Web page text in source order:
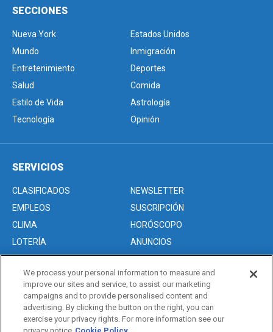
SECCIONES
Nueva York
Estados Unidos
Mundo
Inmigración
Entretenimiento
Deportes
Salud
Comida
Estilo de Vida
Astrología
Tecnología
Opinión
SERVICIOS
CLASIFICADOS
NEWSLETTER
EMPLEOS
SUSCRIPCIÓN
CLIMA
HORÓSCOPO
LOTERÍA
ANUNCIOS
Acerca de nosotros
Advertise with Us/Anuncios
Politica de Privacidad
We process your personal information to measure and
improve our sites and service, to assist our marketing
campaigns and to provide personalised content and
advertising. By clicking the button on the right, you can
exercise your privacy rights. For more information see our